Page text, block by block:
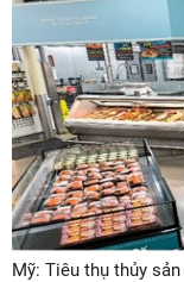
Mỹ: Tiêu thụ thủy